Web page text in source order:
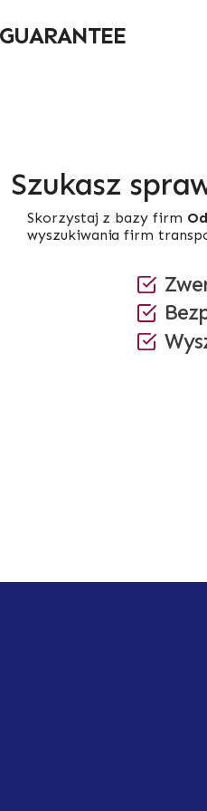
Szukasz
Skorzystaj z bazy firm
wyszukiwania firm